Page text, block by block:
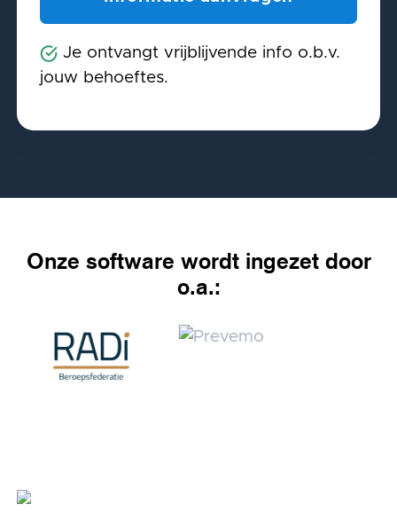
Je ontvangt vrijblijvende info o.b.v.
jouw behoeftes.
Onze software wordt ingezet door
o.a.: